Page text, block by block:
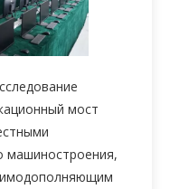
мост
машиностроения,